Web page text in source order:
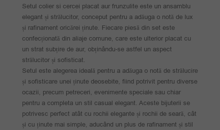
Setul colier si cercei placat aur frunzulite este un ansamblu
elegant și strălucitor, conceput pentru a adăuga o notă de lux
și rafinament oricărei ținute. Fiecare piesă din set este
confecționată din aliaje comune, care este ulterior placat cu
un strat subțire de aur, obținându-se astfel un aspect
strălucitor și sofisticat.
Setul este alegerea ideală pentru a adăuga o notă de strălucire
și sofisticare unei ținute deosebite, fiind potrivit pentru diverse
ocazii, precum petreceri, evenimente speciale sau chiar
pentru a completa un stil casual elegant. Aceste bijuterii se
potrivesc perfect atât cu rochii elegante și rochii de seară, cât
și cu ținute mai simple, aducând un plus de rafinament și stil